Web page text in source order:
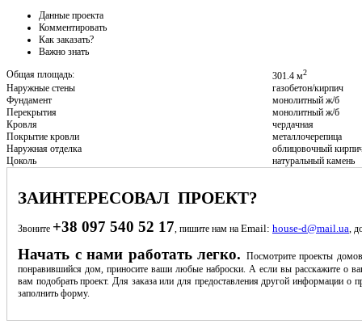
Данные проекта
Комментировать
Как заказать?
Важно знать
Общая площадь:
301.4 м2
Наружные стены
газобетон/кирпич
Фундамент
монолитный ж/б
Перекрытия
монолитный ж/б
Кровля
чердачная
Покрытие кровли
металлочерепица
Наружная отделка
облицовочный
Цоколь
натуральный камень
ЗАИНТЕРЕСОВАЛ ПРОЕКТ?
Звоните +38 097 540 52 17 , пишите нам на Email: house-d@mail.ua ,
Начать с нами работать легко. Посмотрите проекты
понравившийся дом, приносите ваши любые наброски. А если вы расскажите о
вам подобрать проект. Для заказа или для предоставления другой информации о
заполнить форму.